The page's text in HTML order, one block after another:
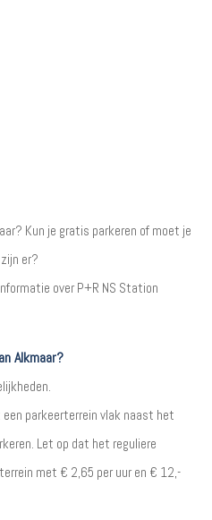
Kun je gratis parkeren of moet je
er?
over P+R NS Station
Alkmaar?
parkeerterrein vlak naast het
Let op dat het reguliere
met € 2,65 per uur en € 12,-